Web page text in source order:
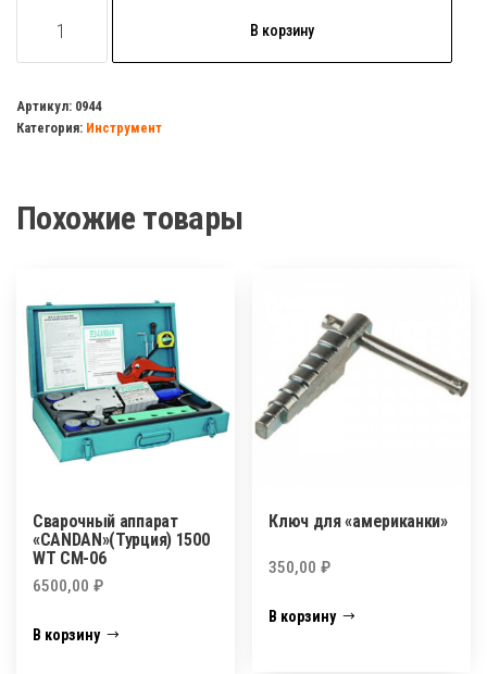
товара
для
разборки
алюминий)
В корзину
Артикул: 0944
Категория: Инструмент
Похожие товары
Сварочный аппарат
«CANDAN»(Турция) 1500
WT СМ-06
6500,00 ₽
В корзину
Ключ для «американки»
350,00₽
В корзину